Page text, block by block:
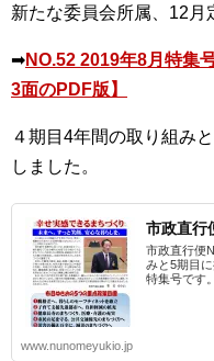
新たな委員会所属、12月
➡NO.52 2019年8月特集
3面のPDF版】
４期目4年間の取り組み
しました。
市政直行
市政直行便
みと5期目
特集号です
www.nunomeyukio.jp